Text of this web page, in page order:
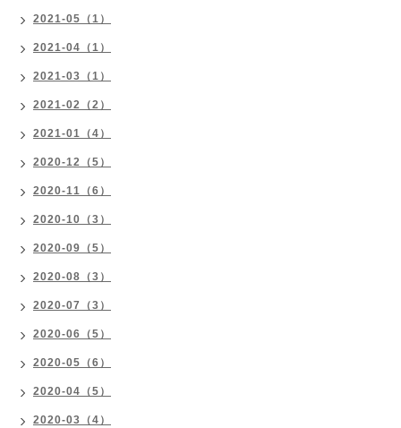
2021-05（1）
2021-04（1）
2021-03（1）
2021-02（2）
2021-01（4）
2020-12（5）
2020-11（6）
2020-10（3）
2020-09（5）
2020-08（3）
2020-07（3）
2020-06（5）
2020-05（6）
2020-04（5）
2020-03（4）